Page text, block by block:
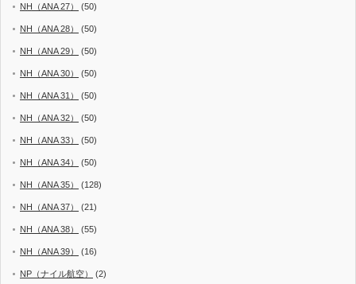
NH（ANA 27） (50)
NH（ANA 28） (50)
NH（ANA 29） (50)
NH（ANA 30） (50)
NH（ANA 31） (50)
NH（ANA 32） (50)
NH（ANA 33） (50)
NH（ANA 34） (50)
NH（ANA 35） (128)
NH（ANA 37） (21)
NH（ANA 38） (55)
NH（ANA 39） (16)
NP（ナイル航空） (2)